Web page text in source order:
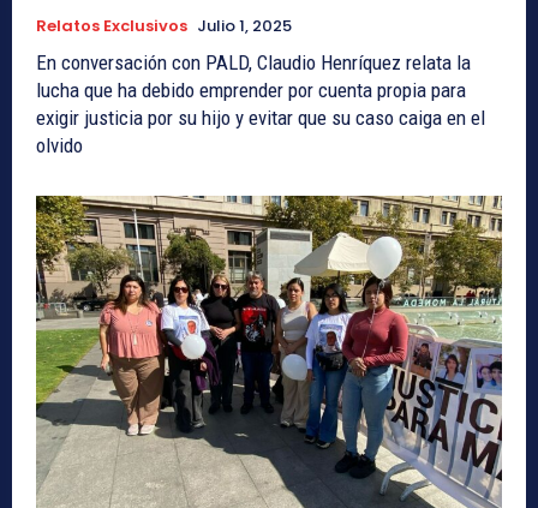
Relatos Exclusivos Julio 1, 2025
En conversación con PALD, Claudio Henríquez relata la
lucha que ha debido emprender por cuenta propia para
exigir justicia por su hijo y evitar que su caso caiga en el
olvido